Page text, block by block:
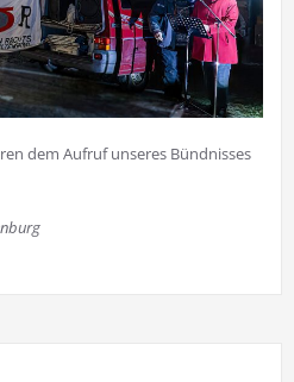
dem Aufruf unseres Bündnisses